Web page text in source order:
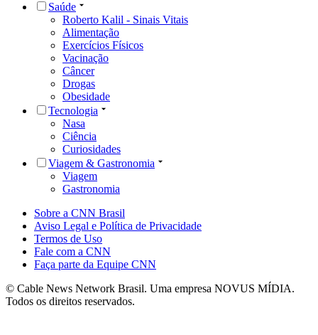
Saúde
Roberto Kalil - Sinais Vitais
Alimentação
Exercícios Físicos
Vacinação
Câncer
Drogas
Obesidade
Tecnologia
Nasa
Ciência
Curiosidades
Viagem & Gastronomia
Viagem
Gastronomia
Sobre a CNN Brasil
Aviso Legal e Política de Privacidade
Termos de Uso
Fale com a CNN
Faça parte da Equipe CNN
© Cable News Network Brasil. Uma empresa NOVUS MÍDIA.
Todos os direitos reservados.